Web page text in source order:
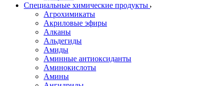
Специальные химические продукты
Агрохимикаты
Акриловые эфиры
Алканы
Альдегиды
Амиды
Аминные антиоксиданты
Аминокислоты
Амины